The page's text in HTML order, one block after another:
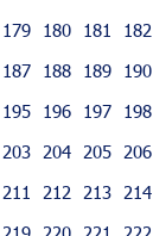
179 180 181
182
187 188 189
190
195 196 197
198
203 204 205
206
211 212 213
214